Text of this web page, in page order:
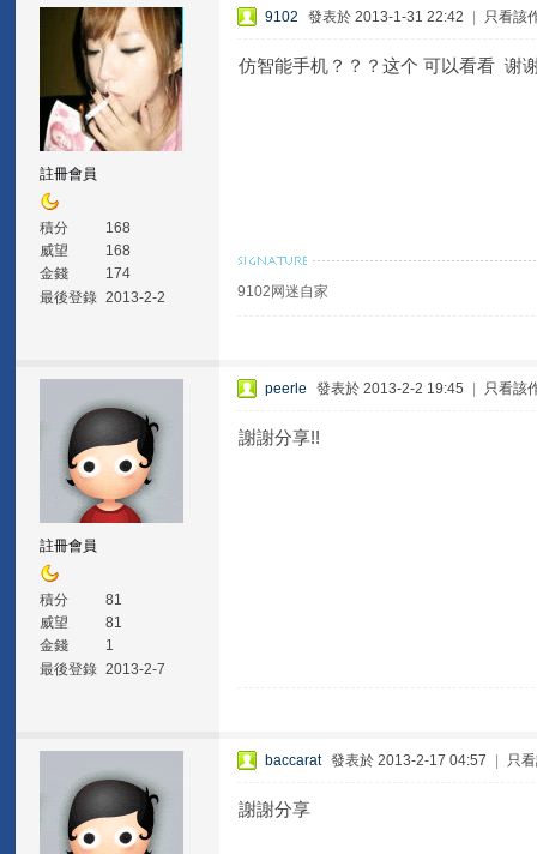
註冊會員
積分
168
威望
168
金錢
174
最後登錄 2013-2-2
9102 發表於 2013-1-31 22:42 只看該
仿智能手机？？？这个 可以看看 谢
9102网迷自家
註冊會員
積分
81
威望
81
金錢
1
最後登錄 2013-2-7
peerle 發表於 2013-2-2 19:45 只看該
謝謝分享!!
baccarat 發表於 2013-2-17 04:57 只
謝謝分享